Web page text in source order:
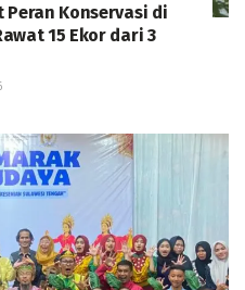
Peran Konservasi di
15 Ekor dari 3